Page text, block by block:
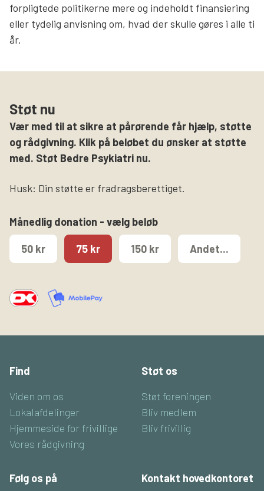
forpligtede politikerne mere og indeholdt finansiering
eller tydelig anvisning om, hvad der skulle gøres i alle ti
år.
Støt nu
Vær med til at sikre at pårørende får hjælp, støtte
og rådgivning. Klik på beløbet du ønsker at støtte
med. Støt Bedre Psykiatri nu.
Husk: Din støtte er fradragsberettiget.
Månedlig donation - vælg beløb
50 kr 75 kr 150 kr Andet...
Find
Viden om os
Lokalafdelinger
Hjemmeside for frivillige
Vores rådgivning
Støt os
Støt foreningen
Bliv medlem
Bliv frivillig
Følg os på Kontakt hovedkontoret